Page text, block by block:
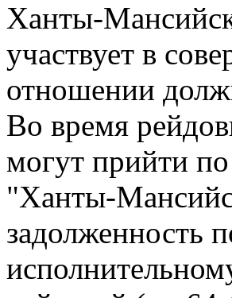
Ханты-
участвует в
отношении
Во время
могут прийти
"Ханты-
задолженность